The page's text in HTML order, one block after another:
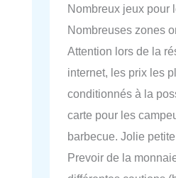
Nombreux jeux pour
Nombreuses zones
Attention lors de la
internet, les prix les
conditionnés à la
carte pour les
barbecue. Jolie
Prevoir de la